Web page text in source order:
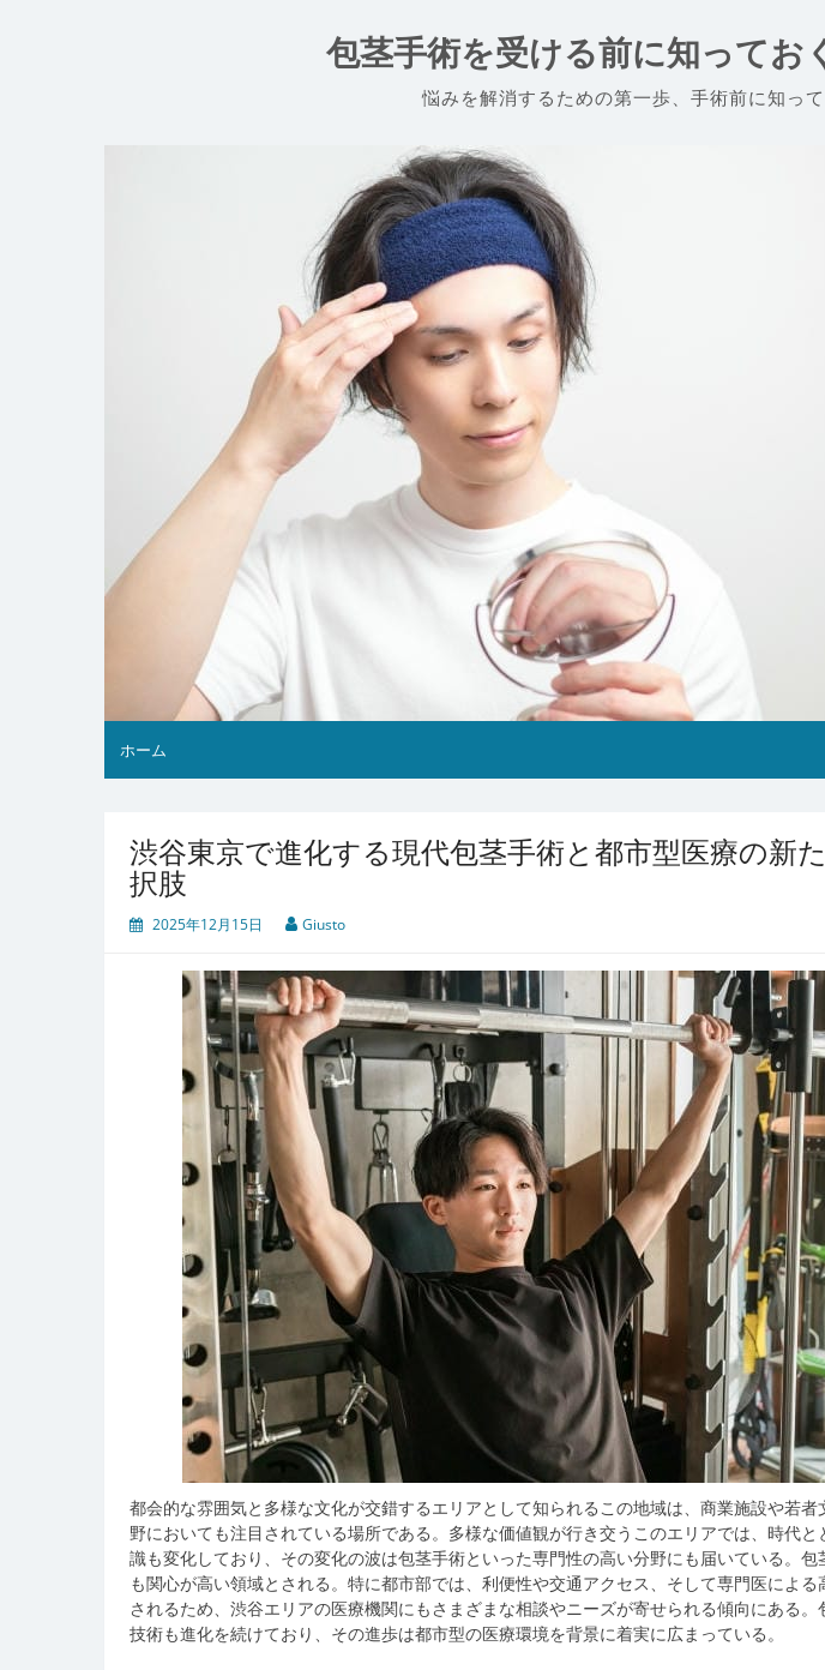
包茎手術を受ける前に知ってお
悩みを解消するための第一歩、手術前に知っ
ホーム
渋谷東京で進化する現代包茎手術と都市型医療の新
択肢
2025年12月15日 Giusto
都会的な雰囲気と多様な文化が交錯するエリアとして知られるこの地域は、商業施設や若
野においても注目されている場所である。 多様な価値観が行き交うこのエリアでは、時代
識も変化しており、その変化の波は包茎手術といった専門性の高い分野にも届いている。
も関心が高い領域とされる。特に都市部では、利便性や交通アクセス、そして専門医によ
されるため、渋谷エリアの医療機関にもさまざまな相談やニーズが寄せられる傾向にある
技術も進化を続けており、その進歩は都市型の医療環境を背景に着実に広まっている。